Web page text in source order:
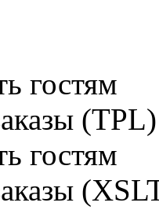
гостям
(TPL)
гостям